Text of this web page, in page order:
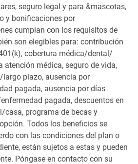
seguro legal y para &mascotas,
y bonificaciones por
cumplan con los requisitos de
son elegibles para: contribución
cobertura médica/dental/
atención médica, seguro de vida,
plazo, ausencia por
pagada, ausencia por días
pagada, descuentos en
casa, programa de becas y
Todos los beneficios se
con las condiciones del plan o
están sujetos a estas y pueden
Póngase en contacto con su